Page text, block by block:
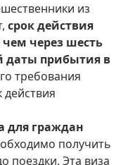
из
срок действия
чем через шесть
даты прибытия в
требования
для граждан
получить
поездки. Эта виза